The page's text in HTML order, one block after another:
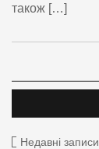
також […]
Недавні записи